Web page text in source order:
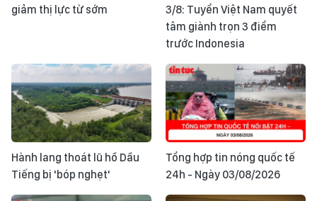
giảm thị lực từ sớm
3/8: Tuyển Việt Nam quyết
tâm giành trọn 3 điểm
trước Indonesia
Hành lang thoát lũ hồ Dầu
Tiếng bị 'bóp nghẹt'
Tổng hợp tin nóng quốc tế
24h - Ngày 03/08/2026